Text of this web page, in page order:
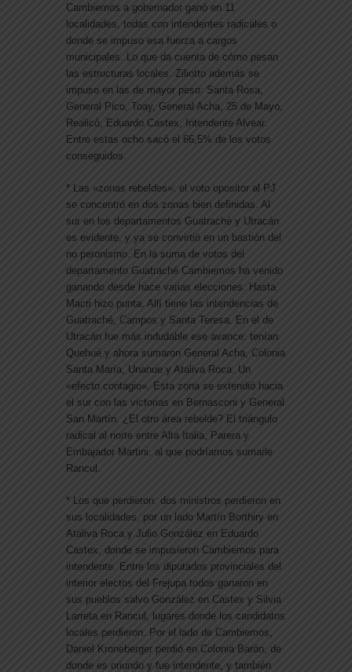
Cambiemos a gobernador ganó en 11
localidades, todas con intendentes radicales o
donde se impuso esa fuerza a cargos
municipales. Lo que da cuenta de cómo pesan
las estructuras locales. Ziliotto además se
impuso en las de mayor peso: Santa Rosa,
General Pico, Toay, General Acha, 25 de Mayo,
Realicó, Eduardo Castex, Intendente Alvear.
Entre estas ocho sacó el 66,5% de los votos
conseguidos.
* Las «zonas rebeldes»: el voto opositor al PJ
se concentró en dos zonas bien definidas. Al
sur en los departamentos Guatraché y Utracán
es evidente, y ya se convirtió en un bastión del
no peronismo. En la suma de votos del
departamento Guatraché Cambiemos ha venido
ganando desde hace varias elecciones. Hasta
Macri hizo punta. Allí tiene las intendencias de
Guatraché, Campos y Santa Teresa. En el de
Utracán fue más indudable ese avance: tenían
Quehué y ahora sumaron General Acha, Colonia
Santa María, Unanue y Ataliva Roca. Un
«efecto contagio». Esta zona se extendió hacia
el sur con las victorias en Bernasconi y General
San Martín. ¿El otro área rebelde? El triángulo
radical al norte entre Alta Italia, Parera y
Embajador Martini, al que podríamos sumarle
Rancul.
* Los que perdieron: dos ministros perdieron en
sus localidades, por un lado Martín Borthiry en
Ataliva Roca y Julio González en Eduardo
Castex, donde se impusieron Cambiemos para
intendente. Entre los diputados provinciales del
interior electos del Frejupa todos ganaron en
sus pueblos salvo González en Castex y Silvia
Larreta en Rancul, lugares donde los candidatos
locales perdieron. Por el lado de Cambiemos,
Daniel Kroneberger perdió en Colonia Barón, de
donde es oriundo y fue intendente, y también